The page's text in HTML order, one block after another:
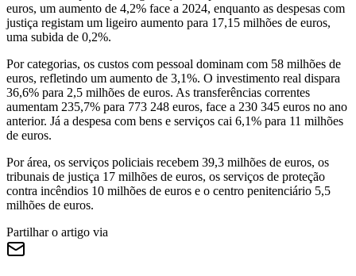
euros, um aumento de 4,2% face a 2024, enquanto as despesas com
justiça registam um ligeiro aumento para 17,15 milhões de euros,
uma subida de 0,2%.
Por categorias, os custos com pessoal dominam com 58 milhões de
euros, refletindo um aumento de 3,1%. O investimento real dispara
36,6% para 2,5 milhões de euros. As transferências correntes
aumentam 235,7% para 773 248 euros, face a 230 345 euros no ano
anterior. Já a despesa com bens e serviços cai 6,1% para 11 milhões
de euros.
Por área, os serviços policiais recebem 39,3 milhões de euros, os
tribunais de justiça 17 milhões de euros, os serviços de proteção
contra incêndios 10 milhões de euros e o centro penitenciário 5,5
milhões de euros.
Partilhar o artigo via